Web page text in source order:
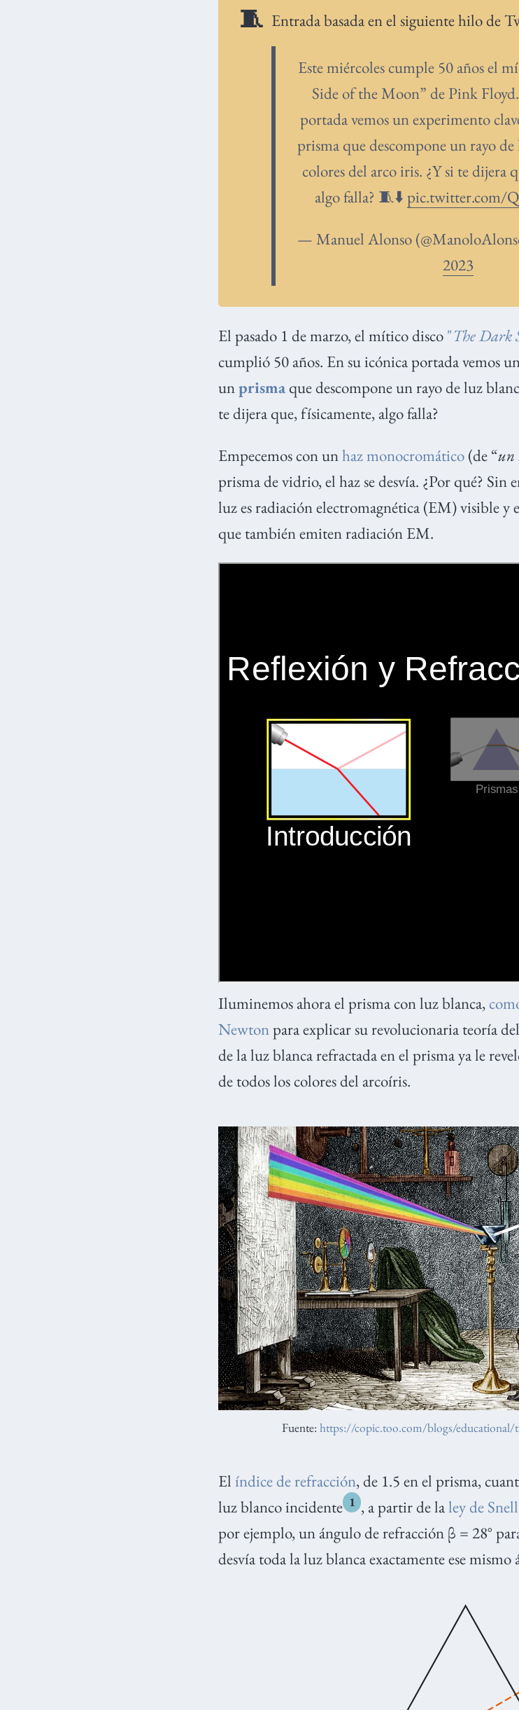
Entrada basada en el siguiente hilo de
Este miércoles cumple 50 años el
Side of the Moon” de Pink
portada vemos un experimento
prisma que descompone un rayo
colores del arco iris. ¿Y si te dijera
algo falla? 🧵⬇️ pic.twitter.com/
— Manuel Alonso
2023
El pasado 1 de marzo, el mítico disco "The Dark
cumplió 50 años. En su icónica portada vemos
unprismaque descompone un rayo de luz
te dijera que, físicamente, algo falla?
Empecemos con unhaz monocromático (de “un
prisma de vidrio, el haz se desvía. ¿Por qué? Sin
luz es radiación electromagnética (EM) visible y
que también emiten radiación EM.
Iluminemos ahora el prisma con luz blanca,
Newtonpara explicar su revolucionaria teoría
de la luz blanca refractada en el prisma ya le
de todos los colores del arcoíris.
Fuente: https://copic.too.com/blogs/educational/
El índice de refracción, de 1.5 en el prisma,
luz blanco incidente 1 , a partir de laley de Snell
por ejemplo, un ángulo de refracción β = 28°
desvía toda la luz blanca exactamente ese mismo